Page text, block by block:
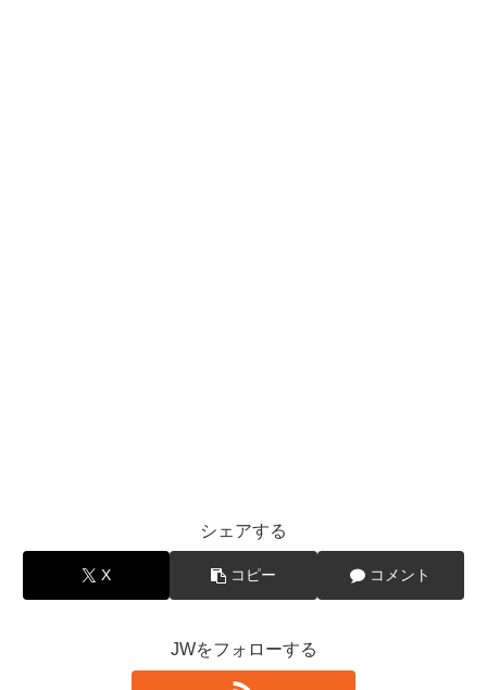
シェアする
X コピー コメント
JWをフォローする